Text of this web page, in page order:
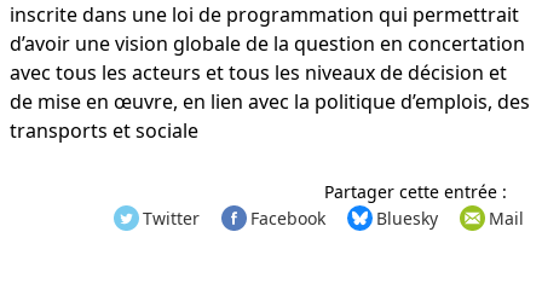
inscrite dans une loi de programmation qui permettrait
d’avoir une vision globale de la question en concertation
avec tous les acteurs et tous les niveaux de décision et
de mise en œuvre, en lien avec la politique d’emplois, des
transports et sociale
Partager cette entrée :
Twitter
Facebook Bluesky Mail